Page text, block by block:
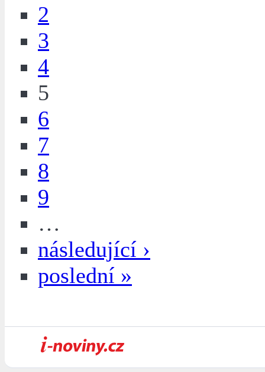
2
3
4
5
6
7
8
9
…
následující ›
poslední »